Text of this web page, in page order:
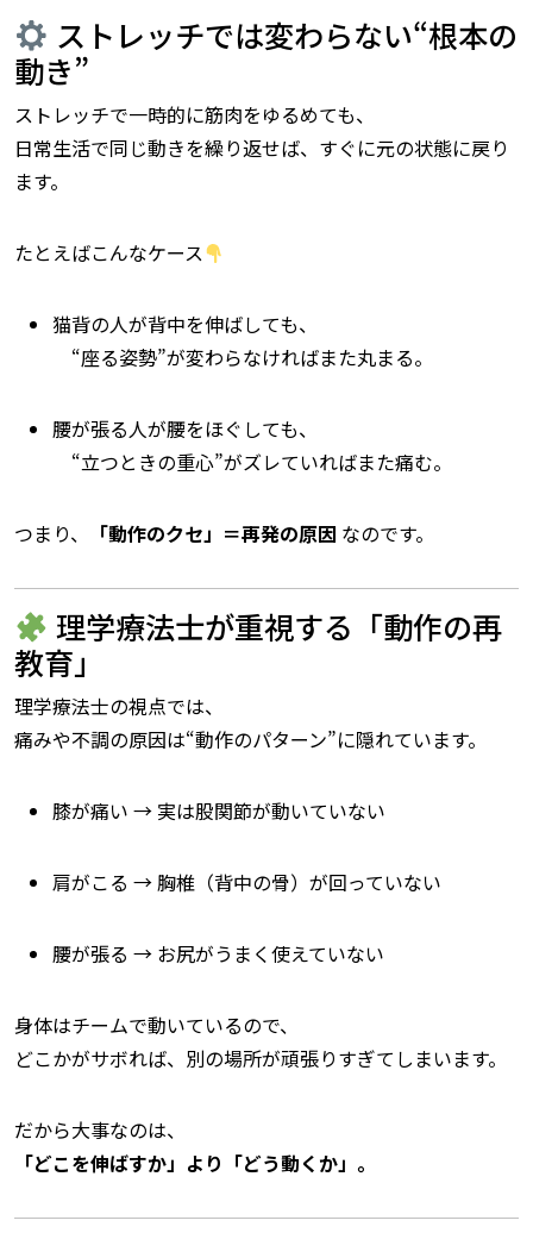
ストレッチでは変わらない“根本の
動き”
ストレッチで一時的に筋肉をゆるめても、
日常生活で同じ動きを繰り返せば、すぐに元の状態に戻り
ます。
たとえばこんなケース
猫背の人が背中を伸ばしても、
“座る姿勢”が変わらなければまた丸まる。
腰が張る人が腰をほぐしても、
“立つときの重心”がズレていればまた痛む。
つまり、 「動作のクセ」＝再発の原因 なのです。
理学療法士が重視する「動作の再
教育」
理学療法士の視点では、
痛みや不調の原因は“動作のパターン”に隠れています。
膝が痛い → 実は股関節が動いていない
肩がこる → 胸椎（背中の骨）が回っていない
腰が張る → お尻がうまく使えていない
身体はチームで動いているので、
どこかがサボれば、別の場所が頑張りすぎてしまいます。
だから大事なのは、
「どこを伸ばすか」より「どう動くか」。